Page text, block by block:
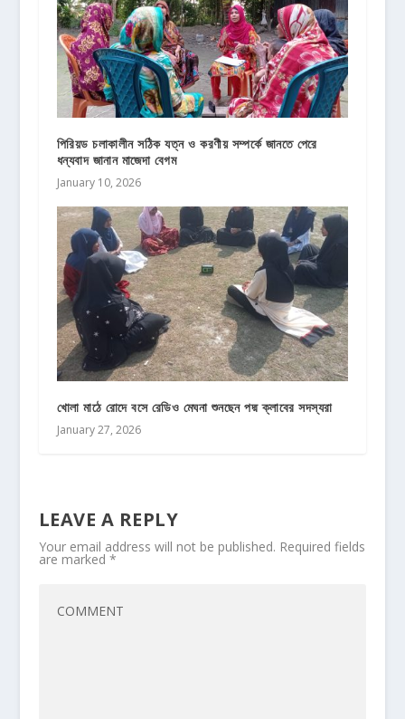
পিরিয়ড চলাকালীন সঠিক যত্ন ও করণীয় সম্পর্কে জানতে পেরে
ধন্যবাদ জানান মাজেদা বেগম
January 10, 2026
খোলা মাঠে রোদে বসে রেডিও মেঘনা শুনছেন পদ্ম ক্লাবের সদস্যরা
January 27, 2026
LEAVE A REPLY
Your email address will not be published. Required fields
are marked *